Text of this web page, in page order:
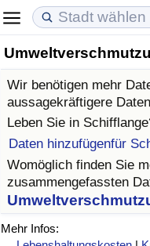
Wir benötigen mehr
aussagekräftigere
Leben Sie in Schifflange
Daten hinzufügenfür
Womöglich finden Sie
zusammengefassten
Mehr Infos:
Lebenshaltungskosten
in Akaba
Immobilienpreise
Immobilienpreis-Index
Immobilienpreis-Index
Immobilienpreis-Index
Lebensqualität
Lebensqualität-Index
Lebensqualität-Index
Lebensqualitätsindex
Kriminalität